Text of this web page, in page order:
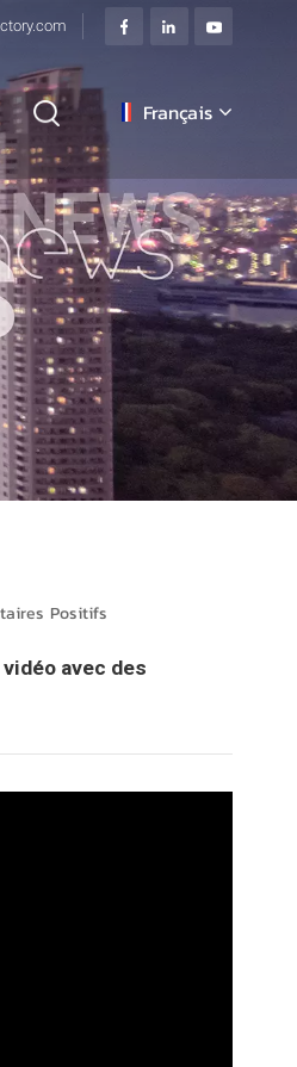
Français
English
français
Deutsch
italiano
русский
español
Positifs
avec des